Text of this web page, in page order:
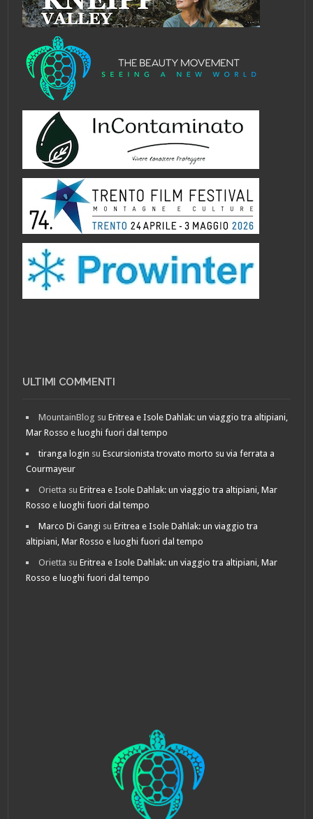
ULTIMI COMMENTI
MountainBlog suEritrea e Isole Dahlak: un viaggio tra altipiani,
Mar Rosso e luoghi fuori dal tempo
tiranga login suEscursionista trovato morto su via ferrata a
Courmayeur
Orietta suEritrea e Isole Dahlak: un viaggio tra altipiani, Mar
Rosso e luoghi fuori dal tempo
Marco Di Gangi suEritrea e Isole Dahlak: un viaggio tra
altipiani, Mar Rosso e luoghi fuori dal tempo
Orietta suEritrea e Isole Dahlak: un viaggio tra altipiani, Mar
Rosso e luoghi fuori dal tempo